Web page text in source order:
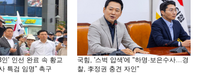
’ 인선 완료 속 황교
특검 임명” 촉구
국힘, '스벅 압색'에 "하명·보은수사…경
찰, 李정권 충견 자인"